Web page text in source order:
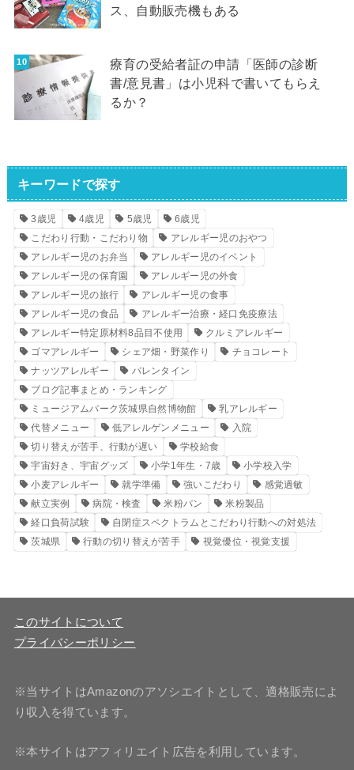
ス、自動販売機もある
療育の受給者証の申請「医師の診断
書/意見書」は小児科で書いてもらえ
るか？
キーワードで探す
3歳児 4歳児 5歳児
6歳児
こだわり行動・こだわり物
アレルギー児のおやつ
アレルギー児のお弁当
アレルギー児のイベント
アレルギー児の保育園
アレルギー児の外食
アレルギー児の旅行
アレルギー児の食事
アレルギー児の食品
アレルギー治療・経口免疫療法
アレルギー特定原材料8品目不使用
クルミアレルギー
ゴマアレルギー
シェア畑・野菜作り
チョコレート
ナッツアレルギー
バレンタイン
ブログ記事まとめ・ランキング
ミュージアムパーク茨城県自然博物館
乳アレルギー
代替メニュー
低アレルゲンメニュー
入院
切り替えが苦手、行動が遅い
学校給食
宇宙好き、宇宙グッズ
小学1年生・7歳
小学校入学
小麦アレルギー
就学準備 強いこだわり
感覚過敏
献立実例
病院・検査 米粉パン
米粉製品
経口負荷試験
自閉症スペクトラムとこだわり行動への対処法
茨城県
行動の切り替えが苦手 視覚優位・視覚支援
このサイトについて
プライバシーポリシー
※当サイトはAmazonのアソシエイトとして、適格販売によ
り収入を得ています。
※本サイトはアフィリエイト広告を利用しています。